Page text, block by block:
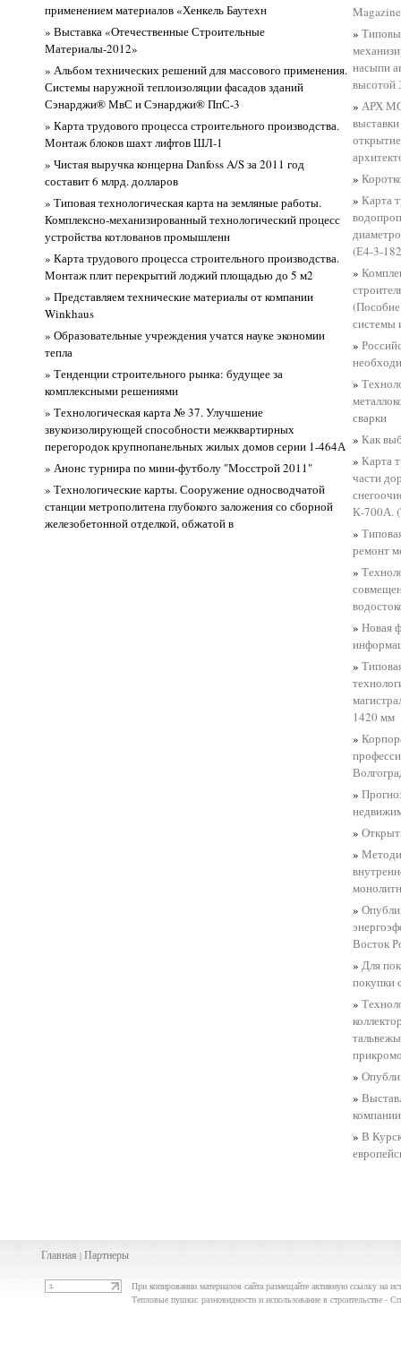
применением материалов «Хенкель Баутехн
» Выставка «Отечественные Строительные
Материалы-2012»
» Альбом технических решений для массового применения.
Системы наружной теплоизоляции фасадов зданий
Сэнарджи® МвС и Сэнарджи® ПпС-3
» Карта трудового процесса строительного производства.
Монтаж блоков шахт лифтов ШЛ-1
» Чистая выручка концерна Danfoss A/S за 2011 год
составит 6 млрд. долларов
» Типовая технологическая карта на земляные работы.
Комплексно-механизированный технологический процесс
устройства котлованов промышленн
» Карта трудового процесса строительного производства.
Монтаж плит перекрытий лоджий площадью до 5 м2
» Представляем технические материалы от компании
Winkhaus
» Образовательные учреждения учатся науке экономии
тепла
» Тенденции строительного рынка: будущее за
комплексными решениями
» Технологическая карта № 37. Улучшение
звукоизолирующей способности межквартирных
перегородок крупнопанельных жилых домов серии 1-464А
» Анонс турнира по мини-футболу "Мосстрой 2011"
» Технологические карты. Сооружение односводчатой
станции метрополитена глубокого заложения со сборной
железобетонной отделкой, обжатой в
Magazine
»
насыпи
высотой
» АРХ
»
» Карта
(Е4-3-
»
системы
»
»
сварки
» Как
» Карта
части
К-700А.
»
ремонт
»
» Новая
»
1420 мм
»
»
»
»
»
Восток
» Для
покупки
»
»
»
» В
Главная |Партнеры
При копировании материалов сайта размещайте активную ссылку на
Тепловые пушки: разновидности и использование в строительстве